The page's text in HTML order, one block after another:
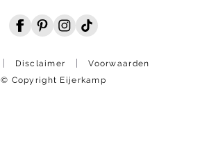
Disclaimer
Voorwaarden
© Copyright Eijerkamp